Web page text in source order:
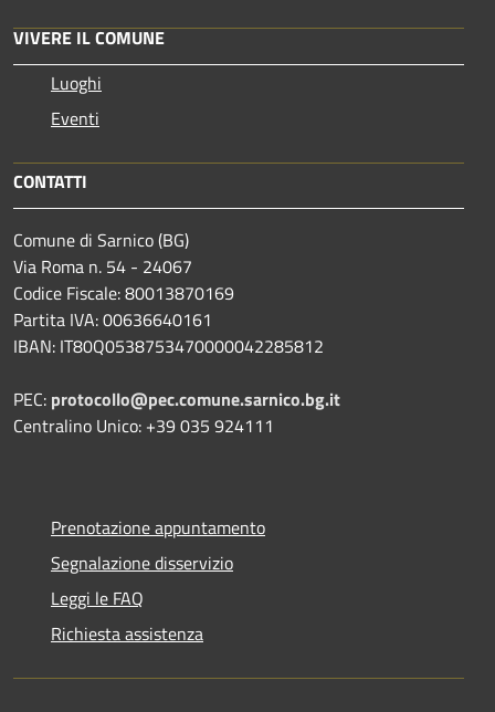
VIVERE IL COMUNE
Luoghi
Eventi
CONTATTI
Comune di Sarnico (BG)
Via Roma n. 54 - 24067
Codice Fiscale: 80013870169
Partita IVA: 00636640161
IBAN: IT80Q0538753470000042285812
PEC: protocollo@pec.comune.sarnico.bg.it
Centralino Unico: +39 035 924111
Prenotazione appuntamento
Segnalazione disservizio
Leggi le FAQ
Richiesta assistenza